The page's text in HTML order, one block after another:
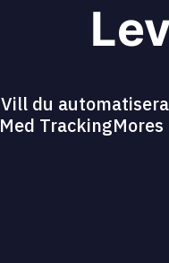
Vill du
Med